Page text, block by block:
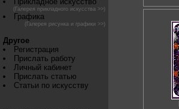
(Галерея прикладного искусства >>)
Графика
(Галерея рисунка и графики >>)
Другое
Регистрация
Прислать работу
Личный кабинет
Прислать статью
Статьи по искусству